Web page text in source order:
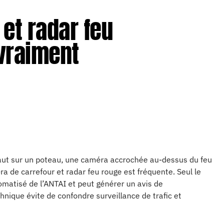
radar feu
sur un poteau, une caméra accrochée au-dessus du feu
de carrefour et radar feu rouge est fréquente. Seul le
de l’ANTAI et peut générer un avis de
évite de confondre surveillance de trafic et